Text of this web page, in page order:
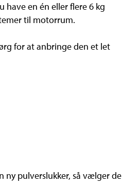
en én eller flere 6 kg
til motorrum.
for at anbringe den et let
ny pulverslukker, så vælger de